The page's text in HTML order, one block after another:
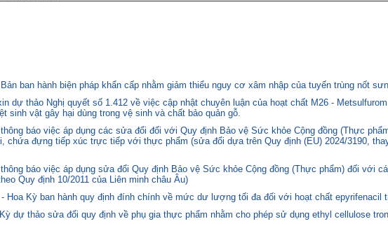
ban hành biện pháp khẩn cấp nhằm giảm thiểu nguy cơ xâm nhập của tuyến trùng nốt
dự thảo Nghị quyết số 1.412 về việc cập nhật chuyên luận của hoạt chất M26 -
sinh vật gây hại dùng trong vệ sinh và chất bảo quản gỗ.
báo việc áp dụng các sửa đổi đối với Quy định Bảo vệ Sức khỏe Cộng đồng (Thực
chứa đựng tiếp xúc trực tiếp với thực phẩm (sửa đổi dựa trên Quy định (EU) 2024/3190,
báo việc áp dụng sửa đổi Quy định Bảo vệ Sức khỏe Cộng đồng (Thực phẩm) đối với
Quy định 10/2011 của Liên minh châu Âu)
Hoa Kỳ ban hành quy định đính chính về mức dư lượng tối đa đối với hoạt chất epyrifenacil
dự thảo sửa đổi quy định về phụ gia thực phẩm nhằm cho phép sử dụng ethyl cellulose